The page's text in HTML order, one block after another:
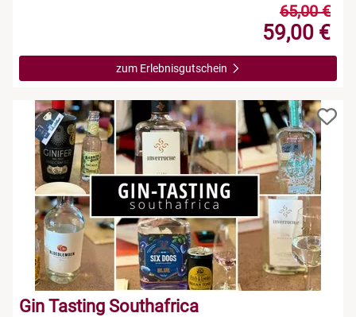
65,00 €
59,00 €
zum Erlebnisgutschein
Gin Tasting Southafrica